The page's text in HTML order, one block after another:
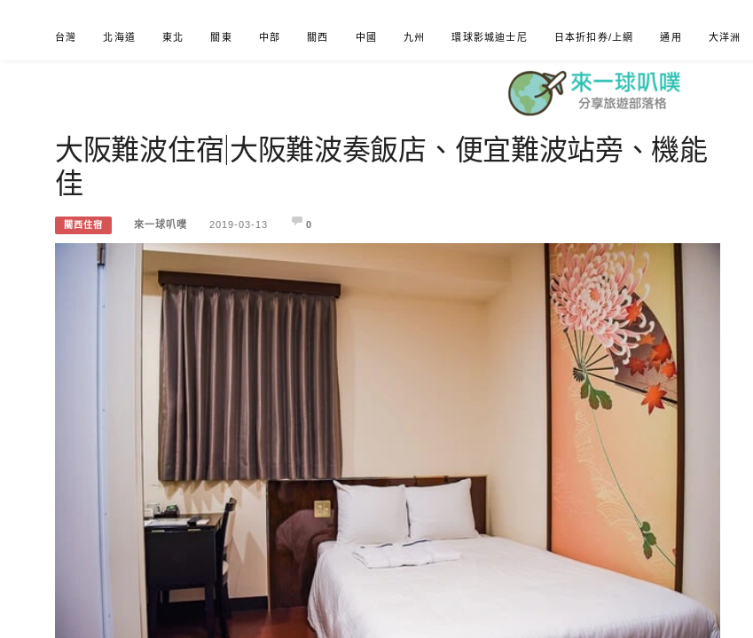
台灣 北海道 東北 關東 中部 關西 中國 九州 環球影城迪士尼 日本折扣券/上網 通用 大洋洲
來一球叭噗
分享日本自助部落格
大阪難波住宿|大阪難波奏飯店、便宜難波站旁、機能
佳
關西住宿 來一球叭噗 2019-03-13 0